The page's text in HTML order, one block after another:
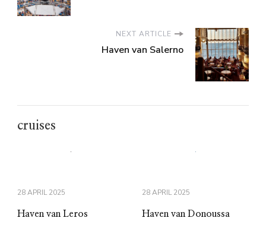
NEXT ARTICLE
Haven van Salerno
cruises
28 APRIL 2025
Haven van Leros
28 APRIL 2025
Haven van Donoussa